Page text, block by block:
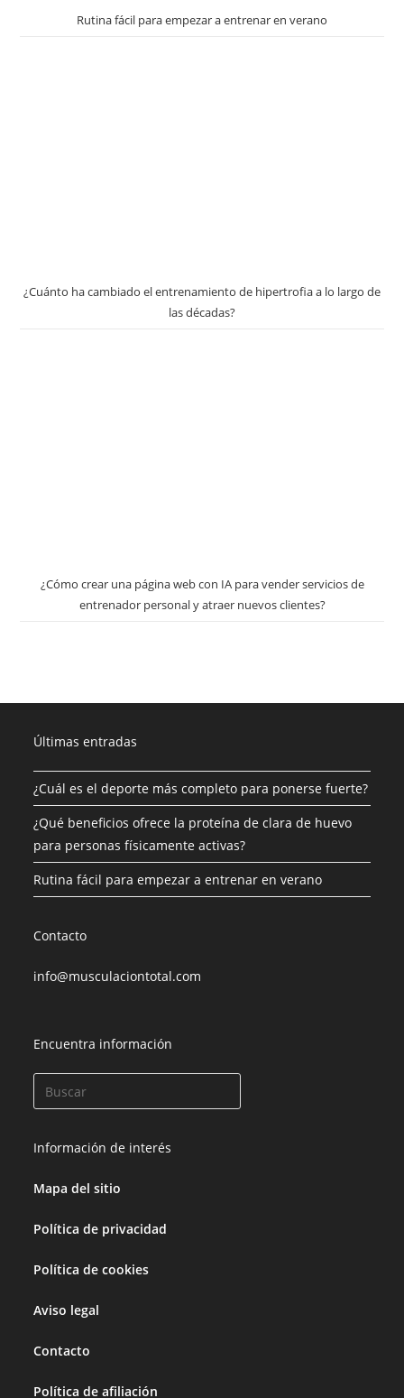
Rutina fácil para empezar a entrenar en verano
¿Cuánto ha cambiado el entrenamiento de hipertrofia a lo largo de
las décadas?
¿Cómo crear una página web con IA para vender servicios de
entrenador personal y atraer nuevos clientes?
Últimas entradas
¿Cuál es el deporte más completo para ponerse fuerte?
¿Qué beneficios ofrece la proteína de clara de huevo
para personas físicamente activas?
Rutina fácil para empezar a entrenar en verano
Contacto
info@musculaciontotal.com
Encuentra información
Información de interés
Mapa del sitio
Política de privacidad
Política de cookies
Aviso legal
Contacto
Política de afiliación